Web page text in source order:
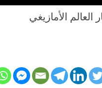
العالم الأمازيغي